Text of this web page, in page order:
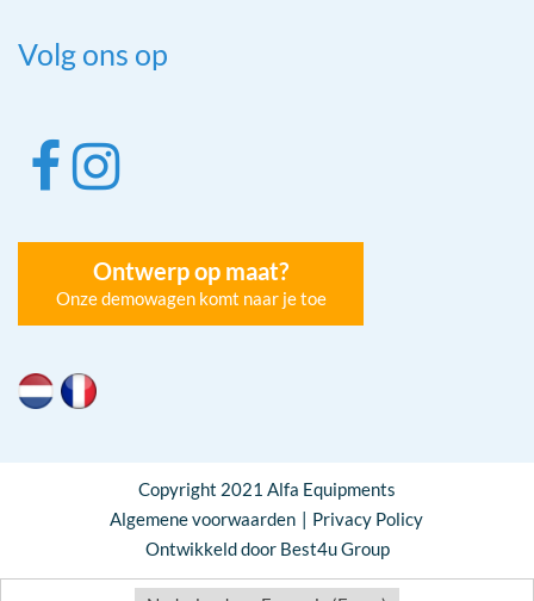
Volg ons op
Ontwerp op maat?
Onze demowagen komt naar je toe
Copyright 2021 Alfa Equipments
Algemene voorwaarden
Privacy Policy
Ontwikkeld door Best4u Group